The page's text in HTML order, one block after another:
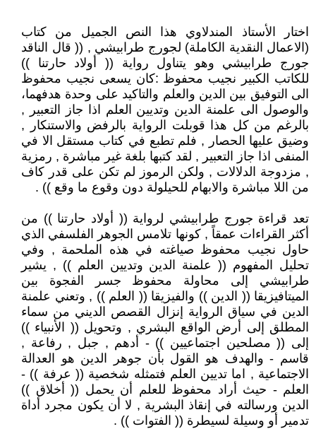
اختار الأستاذ المندلاوي هذا النص الجميل من كتاب
(الاعمال النقدية الكاملة) لجورج طرابيشي , (( قال الناقد
جورج طرابيشي وهو يتناول رواية (( أولاد حارتنا ))
للكاتب الكبير نجيب محفوظ :كان يسعى نجيب محفوظ
الى التوفيق بين الدين والعلم والتاكيد على وحدة هدفهما،
والوصول الى علمنة الدين وتديين العلم اذا جاز التعبير ,
بالرغم من كل هذا قوبلت الرواية بالرفض والاستنكار ,
وضيق عليها الحصار , فلم تطبع في كتاب مستقل الا في
المنفى اذا جاز التعبير , لقد كتبها بلغة غير مباشرة , رمزية
, مزدوجة الدلالات , ولكن الرموز لم تكن على قدر كاف
من اللا مباشرة والابهام للحيلولة دون وقوع ما وقع )) .
تعد قراءة جورج طرابيشي لرواية (( أولاد حارتنا )) من
أكثر القراءات عمقاً , كونها تلامس الجوهر الفلسفي الذي
حاول نجيب محفوظ صياغته في هذه الملحمة , وفي
تحليل المفهوم (( علمنة الدين وتديين العلم )) , يشير
طرابيشي إلى محاولة محفوظ جسر الفجوة بين
الميتافيزيقا (( الدين )) والفيزيقا (( العلم )) , وتعني علمنة
الدين في سياق الرواية إنزال القصص الديني من سماء
المطلق إلى أرض الواقع البشري , وتحويل (( الأنبياء ))
إلى (( مصلحين اجتماعيين )) - أدهم , جبل , رفاعة ,
قاسم - والهدف هو القول بأن جوهر الدين هو العدالة
الاجتماعية , اما تديين العلم فتمثله شخصية (( عرفة )) -
العلم - حيث أراد محفوظ للعلم أن يحمل (( أخلاق ))
الدين ورسالته في إنقاذ البشرية , لا أن يكون مجرد أداة
تدمير أو وسيلة لسيطرة (( الفتوات )) .